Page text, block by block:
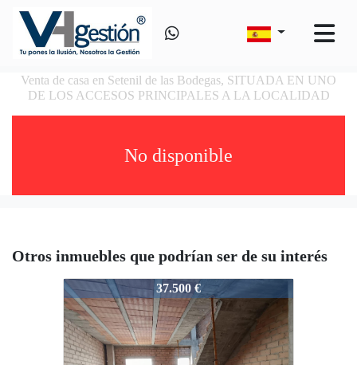
Venta de casa en Setenil de las Bodegas, SITUADA EN UNO
DE LOS ACCESOS PRINCIPALES A LA LOCALIDAD
No disponible
Otros inmuebles que podrían ser de su interés
VSJM
37.500 €